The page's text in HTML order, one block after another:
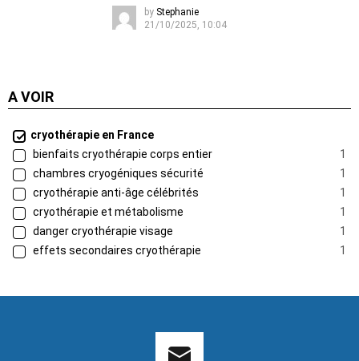
by Stephanie
21/10/2025, 10:04
A VOIR
cryothérapie en France
bienfaits cryothérapie corps entier
1
chambres cryogéniques sécurité
1
cryothérapie anti-âge célébrités
1
cryothérapie et métabolisme
1
danger cryothérapie visage
1
effets secondaires cryothérapie
1